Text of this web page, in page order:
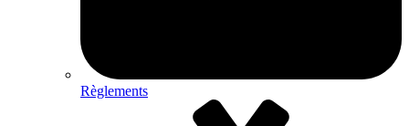
Règlements